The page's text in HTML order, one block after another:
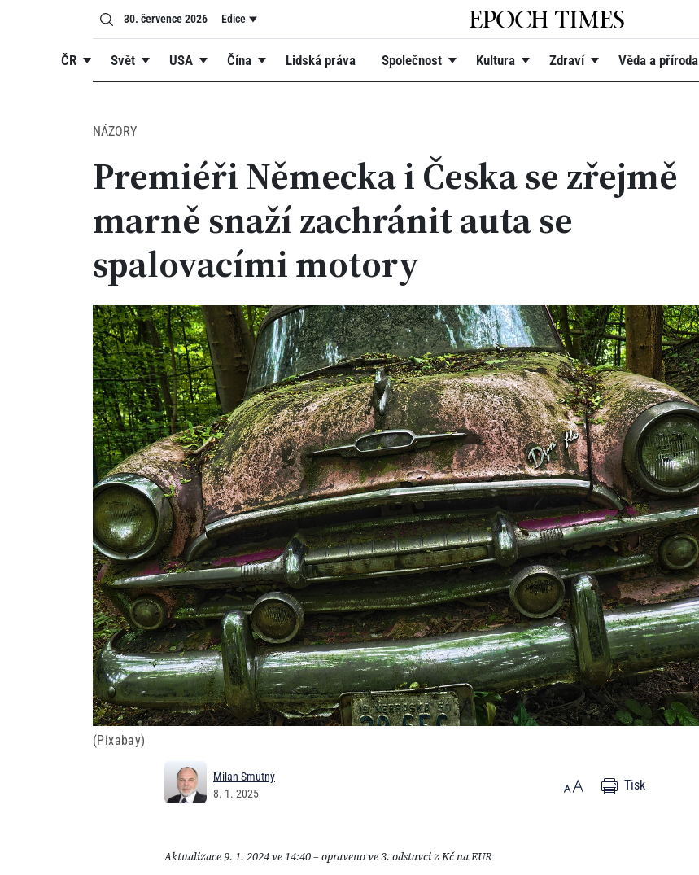
30. července 2026 Edice
ČR Svět USA Čína Lidská práva Společnost Kultura Zdraví Věda a příroda
NÁZORY
Premiéři Německa i Česka se zřejmě
marně snaží zachránit auta se
spalovacími motory
(Pixabay)
Milan Smutný
8. 1. 2025
Tisk
Aktualizace 9. 1. 2024 ve 14:40 – opraveno ve 3. odstavci z Kč na EUR